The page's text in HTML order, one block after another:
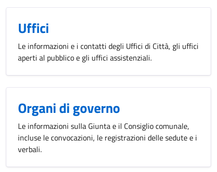
Uffici
Le informazioni e i contatti degli Uffici di Città, gli uffici
aperti al pubblico e gli uffici assistenziali.
Organi di governo
Le informazioni sulla Giunta e il Consiglio comunale,
incluse le convocazioni, le registrazioni delle sedute e i
verbali.